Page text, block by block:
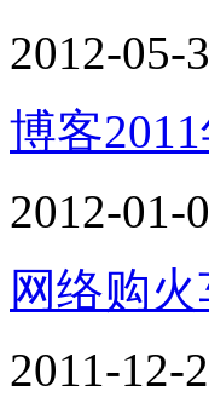
2012-05-
博客
2012-01-
网络购
2011-12-